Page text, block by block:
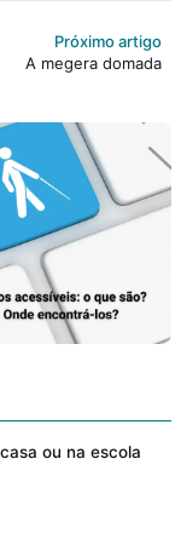
Próximo artigo
A megera domada
ou na escola